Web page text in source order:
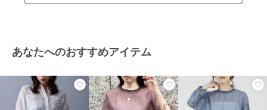
あなたへのおすすめアイテム